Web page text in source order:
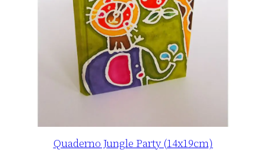
Quaderno Jungle Party (14x19cm)